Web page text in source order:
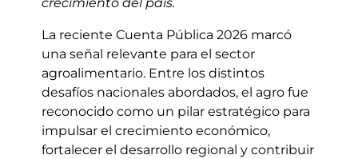
crecimiento del país.
La reciente Cuenta Pública 2026 marcó
una señal relevante para el sector
agroalimentario. Entre los distintos
desafíos nacionales abordados, el agro fue
reconocido como un pilar estratégico para
impulsar el crecimiento económico,
fortalecer el desarrollo regional y contribuir